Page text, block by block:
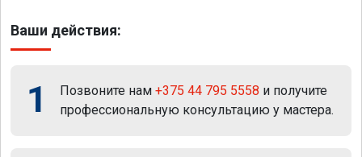
Ваши действия:
1 Позвоните нам +375 44 795 5558 и получите
профессиональную консультацию у мастера.